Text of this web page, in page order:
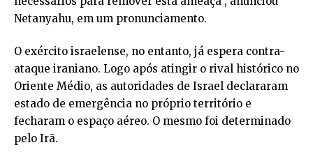
Netanyahu, em um pronunciamento.
O exército israelense, no entanto, já espera contra-
ataque iraniano. Logo após atingir o rival histórico no
Oriente Médio, as autoridades de Israel declararam
estado de emergência no próprio território e
fecharam o espaço aéreo. O mesmo foi determinado
pelo Irã.